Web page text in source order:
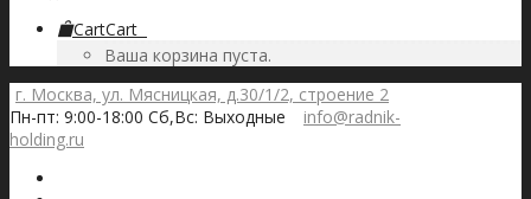
CartCart
Ваша корзина пуста.
г. Москва, ул. Мясницкая, д.30/1/2, строение 2
Пн-пт: 9:00-18:00 Сб,Вс: Выходные
info@radnik-
holding.ru